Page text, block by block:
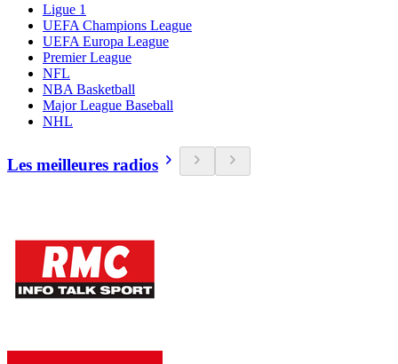
Ligue 1
UEFA Champions League
UEFA Europa League
Premier League
NFL
NBA Basketball
Major League Baseball
NHL
Les meilleures radios